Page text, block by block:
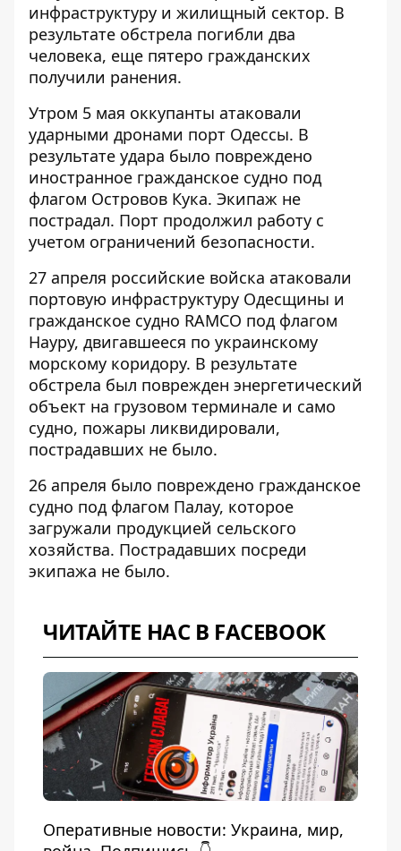
инфраструктуру и жилищный сектор. В
результате обстрела погибли два
человека, еще пятеро гражданских
получили ранения.
Утром 5 мая оккупанты атаковали
ударными дронами порт Одессы. В
результате удара было повреждено
иностранное гражданское судно под
флагом Островов Кука. Экипаж не
пострадал. Порт продолжил работу с
учетом ограничений безопасности.
27 апреля российские войска атаковали
портовую инфраструктуру Одесщины и
гражданское судно RAMCO под флагом
Науру, двигавшееся по украинскому
морскому коридору. В результате
обстрела был поврежден энергетический
объект на грузовом терминале и само
судно, пожары ликвидировали,
пострадавших не было.
26 апреля было повреждено гражданское
судно под флагом Палау, которое
загружали продукцией сельского
хозяйства. Пострадавших посреди
экипажа не было.
ЧИТАЙТЕ НАС В FACEBOOK
Оперативные новости: Украина, мир,